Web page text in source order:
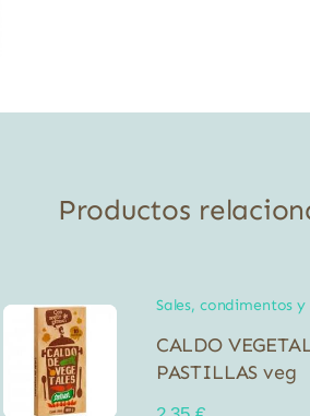
Productos
Sales, condimentos y
CALDO
PASTILLAS veg